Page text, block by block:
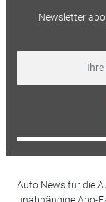
Newsletter
Auto News für die